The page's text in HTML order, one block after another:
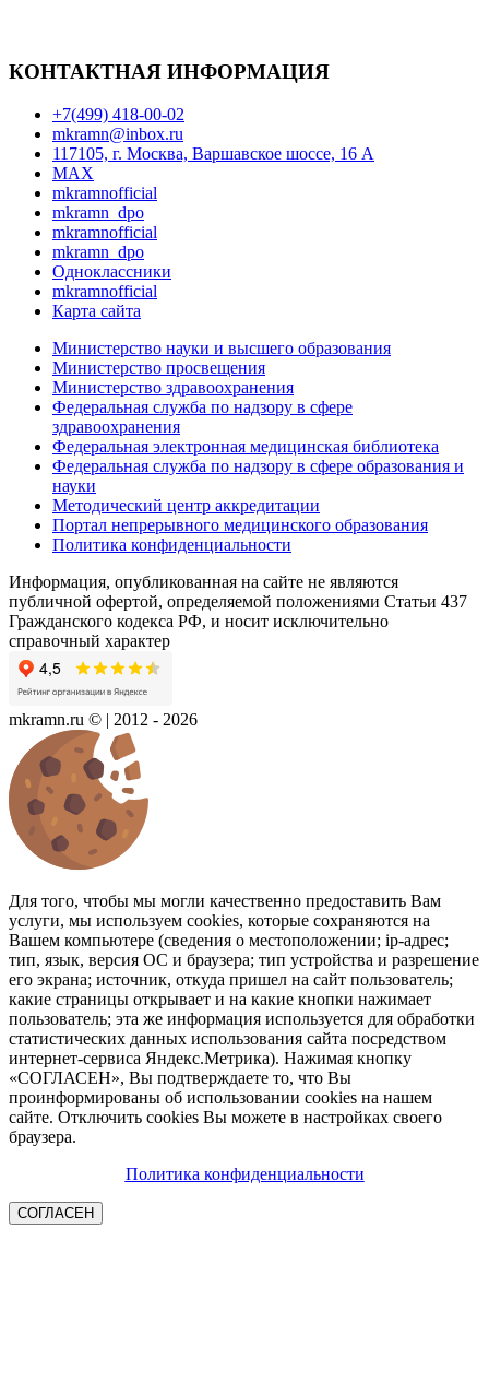
КОНТАКТНАЯ ИНФОРМАЦИЯ
+7(499) 418-00-02
mkramn@inbox.ru
117105, г. Москва, Варшавское шоссе, 16 А
MAX
mkramnofficial
mkramn_dpo
mkramnofficial
mkramn_dpo
Одноклассники
mkramnofficial
Карта сайта
Министерство науки и высшего образования
Министерство просвещения
Министерство здравоохранения
Федеральная служба по надзору в сфере
здравоохранения
Федеральная электронная медицинская библиотека
Федеральная служба по надзору в сфере образования и
науки
Методический центр аккредитации
Портал непрерывного медицинского образования
Политика конфиденциальности
Информация, опубликованная на сайте не являются
публичной офертой, определяемой положениями Статьи 437
Гражданского кодекса РФ, и носит исключительно
справочный характер
mkramn.ru © | 2012 - 2026
Для того, чтобы мы могли качественно предоставить Вам
услуги, мы используем cookies, которые сохраняются на
Вашем компьютере (сведения о местоположении; ip-адрес;
тип, язык, версия ОС и браузера; тип устройства и разрешение
его экрана; источник, откуда пришел на сайт пользователь;
какие страницы открывает и на какие кнопки нажимает
пользователь; эта же информация используется для обработки
статистических данных использования сайта посредством
интернет-сервиса Яндекс.Метрика). Нажимая кнопку
«СОГЛАСЕН», Вы подтверждаете то, что Вы
проинформированы об использовании cookies на нашем
сайте. Отключить cookies Вы можете в настройках своего
браузера.
Политика конфиденциальности
СОГЛАСЕН